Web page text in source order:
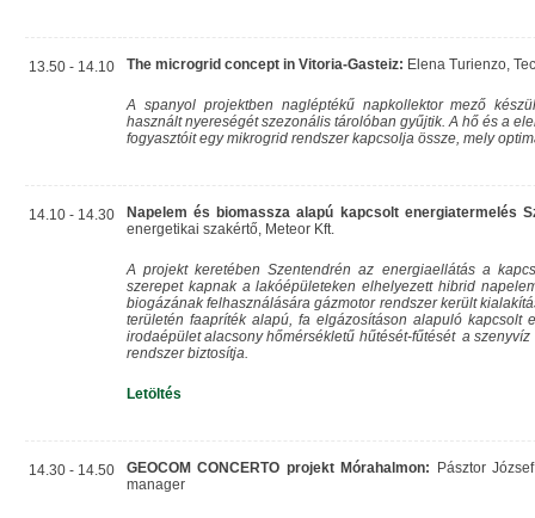
13.50 - 14.10 The microgrid concept in Vitoria-Gasteiz: Elena Turienzo,
A spanyol projektben nagléptékű napkollektor mező
használt nyereségét szezonális tárolóban gyűjtik. A hő és a
fogyasztóit egy mikrogrid rendszer kapcsolja össze, mely
14.10 - 14.30
Napelem és biomassza alapú kapcsolt energiatermelés
energetikai szakértő, Meteor Kft.
A projekt keretében Szentendrén az energiaellátás a
szerepet kapnak a lakóépületeken elhelyezett hibrid
biogázának felhasználására gázmotor rendszer került
területén faapríték alapú, fa elgázosításon alapuló kapcsolt
irodaépület alacsony hőmérsékletű hűtését-fűtését a
rendszer biztosítja.
Letöltés
14.30 - 14.50 GEOCOM CONCERTO projekt Mórahalmon: Pásztor
manager